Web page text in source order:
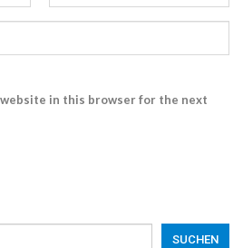
website in this browser for the next
SUCHEN